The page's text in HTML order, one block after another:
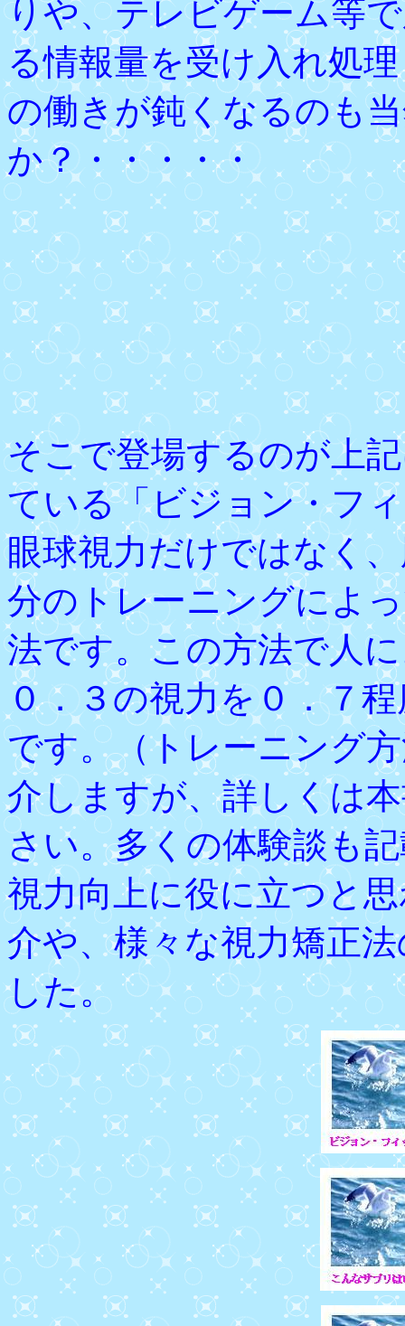
りや、テレビゲーム等
る情報量を受け入れ処
の働きが鈍くなるのも
か？・・・・・
そこで登場するのが上
ている「ビジョン・フ
眼球視力だけではなく
分のトレーニングによ
法です。この方法で人
０．３の視力を０．７
です。（トレーニング
介しますが、詳しくは
さい。多くの体験談も
視力向上に役に立つと
介や、様々な視力矯正
した。